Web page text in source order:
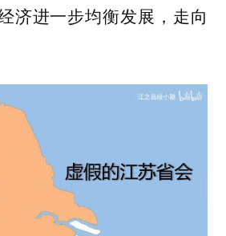
济进一步均衡发展，走向